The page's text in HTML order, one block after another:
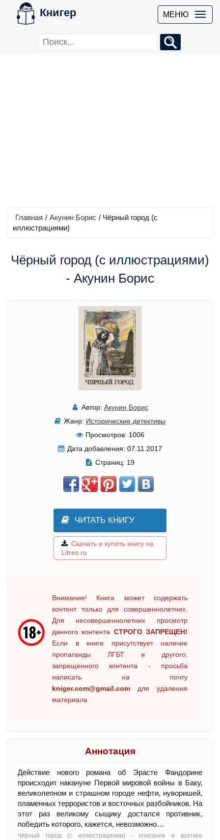
Книгер МЕНЮ
Главная / Акунин Борис / Чёрный город (с
иллюстрациями)
Чёрный город (с иллюстрациями)
- Акунин Борис
Автор: Акунин Борис
Жанр: Исторические детективы
Просмотров: 1006
Дата добавления: 07.11.2017
Страниц: 19
ЧИТАТЬ КНИГУ
Скачать и купить книгу на
Litres.ru
Внимание! Книга может содержать
контент только для совершеннолетних.
Для несовершеннолетних просмотр
данного контента СТРОГО ЗАПРЕЩЕН!
Если в книге присутствует наличие
пропаганды ЛГБТ и другого,
запрещенного контента - просьба
написать на почту
kniger.com@gmail.com для удаления
материала
Аннотация
Действие нового романа об Эрасте Фандорине
происходит накануне Первой мировой войны в Баку,
великолепном и страшном городе нефти, нуворишей,
пламенных террористов и восточных разбойников. На
этот раз великому сыщику достался противник,
победить которого, кажется, невозможно…
Чёрный город (с иллюстрациями) - oписание и краткое